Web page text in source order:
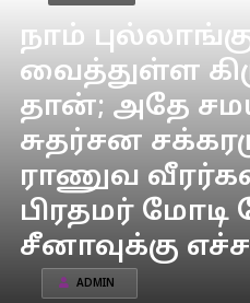
நாம்
வைத்துள்ள
தான்; அதே
சுதர்சன
ராணுவ
பிரதமர் மோடி
சீனாவுக்கு
ADMIN